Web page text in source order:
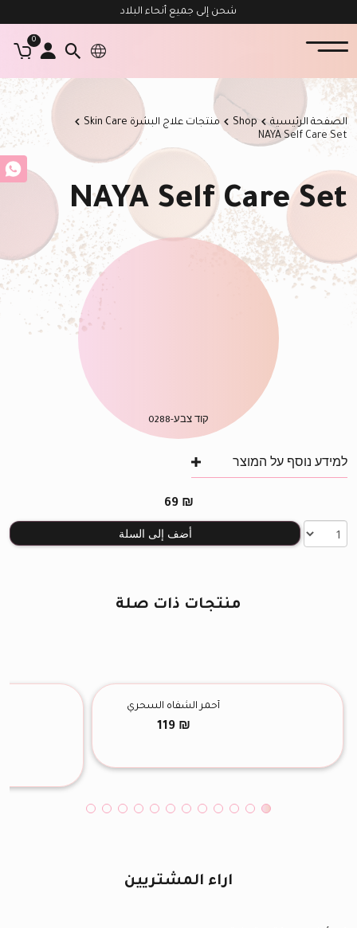
شحن إلى جميع أنحاء البلاد
0
الصفحة الرئيسية Shop
منتجات علاج البشرة Skin Care
NAYA Self Care Set
NAYA Self Care Set
קוד צבע-0288
למידע נוסף על המוצר
69 ₪
أضف إلى السلة
منتجات ذات صلة
أحمر الشفاه السحري
119 ₪
اراء المشتريين